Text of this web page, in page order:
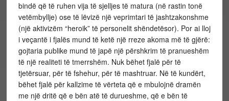
bindë që të ruhen vija të sjelljes të matura (në rastin tonë
vetëmbyllje) ose të lëvizë një veprimtari të jashtzakonshme
(një aktivizëm “heroik” të personelit shëndetësor). Por ai lloj
i veçantë i fjalës mund të ketë një rreze akoma më të gjërë:
gojtaria publike mund të japë një përshkrim të pranueshëm
të një realiteti të tmerrshëm. Nuk bëhet fjalë për të
tjetërsuar, për të fshehur, për të mashtruar. Në të kundërt,
bëhet fjalë për kallzime të vërteta që e mbulojnë dramën
me një dritë që e bën atë të durueshme, që e bën të